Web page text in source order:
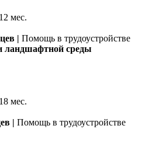
12 мес.
| Помощь в трудоустройстве
ландшафтной среды
18 мес.
| Помощь в трудоустройстве